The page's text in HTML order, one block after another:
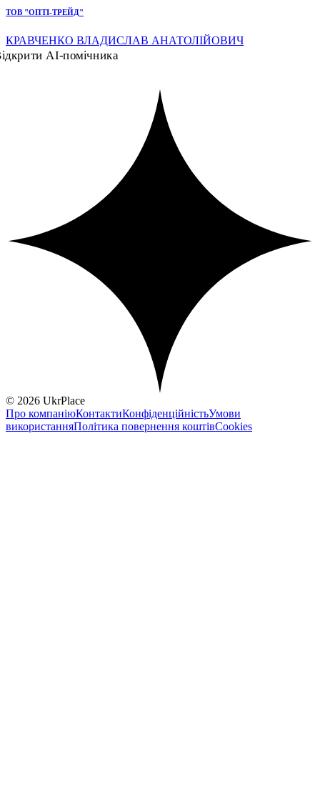
ТОВ "ОПТІ-ТРЕЙД"
КРАВЧЕНКО ВЛАДИСЛАВ АНАТОЛІЙОВИЧ
AI-помічника
© 2026 UkrPlace
Про компаніюКонтактиКонфіденційністьУмови
використанняПолітика повернення коштівCookies